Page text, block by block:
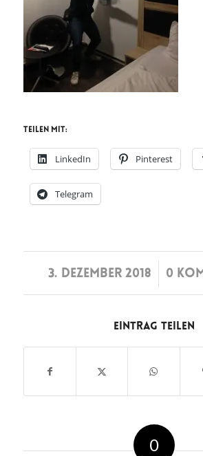
Teilen mit:
LinkedIn Pinterest
Telegram
3. DEZEMBER 2018
/ 0
Eintrag teilen
0